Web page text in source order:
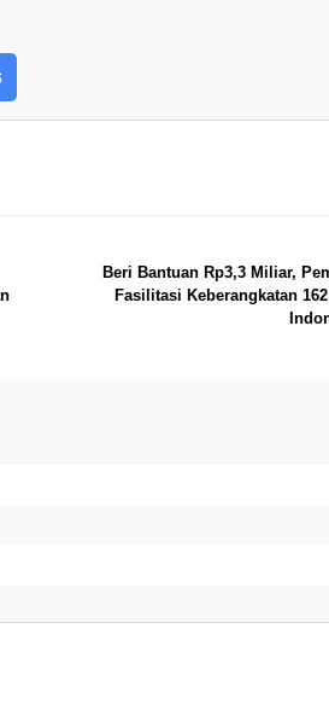
Beri Bantuan Rp3,3 Miliar,
Fasilitasi Keberangkatan